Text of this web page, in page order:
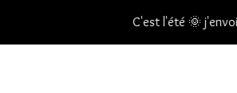
C'est l'été 🌞 j'envoie